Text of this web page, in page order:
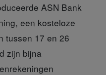
ASN Bank
een kosteloze
tussen 17 en 26
zijn bijna